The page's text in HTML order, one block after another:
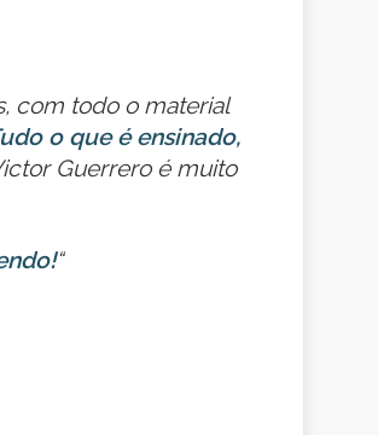
com todo o material
o que é ensinado,
Guerrero é muito
“